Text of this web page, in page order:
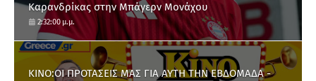
Καρανδρίκας στην Μπάγερν Μονάχου
2:32:00 μ.μ.
ΚΙΝΟ:ΟΙ ΠΡΟΤΑΣΕΙΣ ΜΑΣ ΓΙΑ ΑΥΤΗ ΤΗΝ ΕΒΔΟΜΑΔΑ -